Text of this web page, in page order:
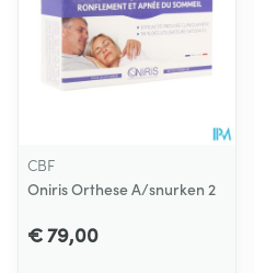
CBF
Oniris Orthese A/snurken 2
€ 79,00